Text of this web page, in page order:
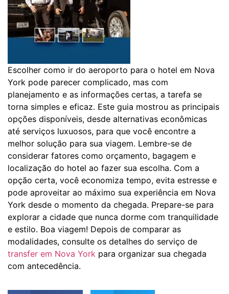
Escolher como ir do aeroporto para o hotel em Nova
York pode parecer complicado, mas com
planejamento e as informações certas, a tarefa se
torna simples e eficaz. Este guia mostrou as principais
opções disponíveis, desde alternativas econômicas
até serviços luxuosos, para que você encontre a
melhor solução para sua viagem. Lembre-se de
considerar fatores como orçamento, bagagem e
localização do hotel ao fazer sua escolha. Com a
opção certa, você economiza tempo, evita estresse e
pode aproveitar ao máximo sua experiência em Nova
York desde o momento da chegada. Prepare-se para
explorar a cidade que nunca dorme com tranquilidade
e estilo. Boa viagem! Depois de comparar as
modalidades, consulte os detalhes do serviço de
transfer em Nova York para organizar sua chegada
com antecedência.